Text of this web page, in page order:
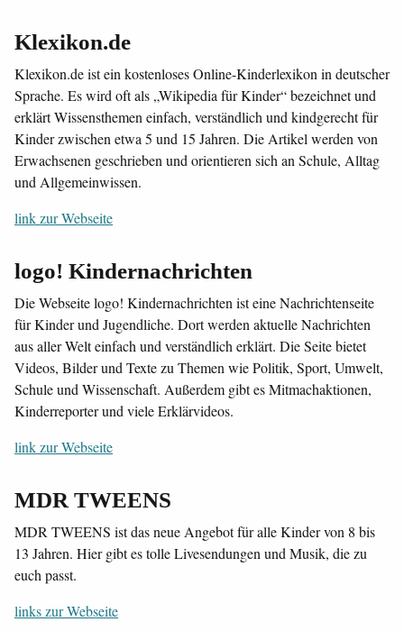
Klexikon.de
Klexikon.de ist ein kostenloses Online-Kinderlexikon in deutscher
Sprache. Es wird oft als „Wikipedia für Kinder“ bezeichnet und
erklärt Wissensthemen einfach, verständlich und kindgerecht für
Kinder zwischen etwa 5 und 15 Jahren. Die Artikel werden von
Erwachsenen geschrieben und orientieren sich an Schule, Alltag
und Allgemeinwissen.
link zur Webseite
logo! Kindernachrichten
Die Webseite logo! Kindernachrichten ist eine Nachrichtenseite
für Kinder und Jugendliche. Dort werden aktuelle Nachrichten
aus aller Welt einfach und verständlich erklärt. Die Seite bietet
Videos, Bilder und Texte zu Themen wie Politik, Sport, Umwelt,
Schule und Wissenschaft. Außerdem gibt es Mitmachaktionen,
Kinderreporter und viele Erklärvideos.
link zur Webseite
MDR TWEENS
MDR TWEENS ist das neue Angebot für alle Kinder von 8 bis
13 Jahren. Hier gibt es tolle Livesendungen und Musik, die zu
euch passt.
links zur Webseite